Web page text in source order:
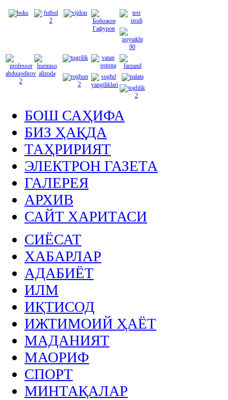
БОШ САҲИФА
БИЗ ҲАҚДА
ТАҲРИРИЯТ
ЭЛЕКТРОН ГАЗЕТА
ГАЛЕРЕЯ
АРХИВ
САЙТ ХАРИТАСИ
СИЁСАТ
ХАБАРЛАР
АДАБИЁТ
ИЛМ
ИҚТИСОД
ИЖТИМОИЙ ҲАЁТ
МАДАНИЯТ
МАОРИФ
СПОРТ
МИНТАҚАЛАР